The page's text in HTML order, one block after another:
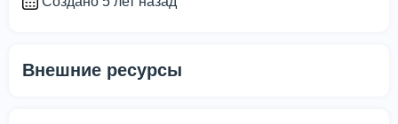
Внешние ресурсы